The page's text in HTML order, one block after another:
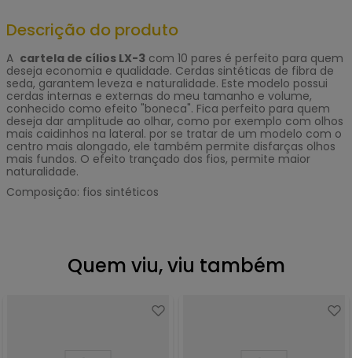
Descrição do produto
A cartela de cílios LX-3 com 10 pares é perfeito para quem
deseja economia e qualidade. Cerdas sintéticas de fibra de
seda, garantem leveza e naturalidade. Este modelo possui
cerdas internas e externas do meu tamanho e volume,
conhecido como efeito "boneca". Fica perfeito para quem
deseja dar amplitude ao olhar, como por exemplo com olhos
mais caidinhos na lateral. por se tratar de um modelo com o
centro mais alongado, ele também permite disfarças olhos
mais fundos. O efeito trançado dos fios, permite maior
naturalidade.
Composição: fios sintéticos
Quem viu, viu também